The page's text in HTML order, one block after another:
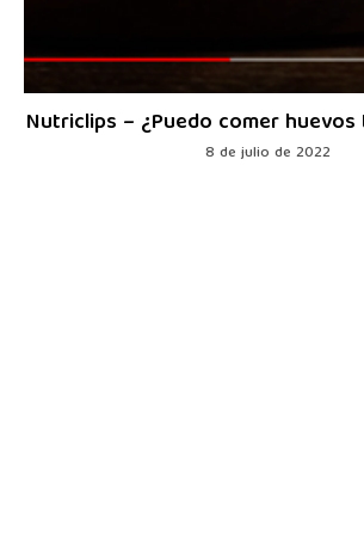
Nutriclips – ¿Puedo comer
8 de julio de 2022